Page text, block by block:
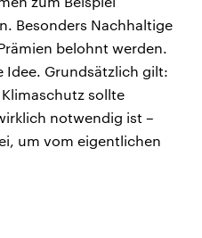
Besonders Nachhaltige
belohnt werden.
Idee. Grundsätzlich gilt:
sollte
notwendig ist –
um vom eigentlichen